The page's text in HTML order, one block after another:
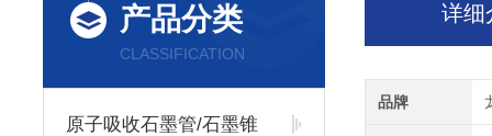
产品分类
CLASSIFICATION
原子吸收石墨管/石墨锥
详细
品牌